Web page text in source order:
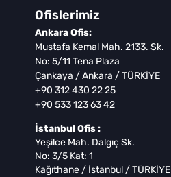
Ofislerimiz
Ankara Ofis:
Mustafa Kemal Mah. 2133. Sk.
No: 5/11 Tena Plaza
Çankaya / Ankara / TÜRKİYE
+90 312 430 22 25
+90 533 123 63 42
İstanbul Ofis :
Yeşilce Mah. Dalgıç Sk.
No: 3/5 Kat: 1
Kağıthane / İstanbul / TÜRKİYE